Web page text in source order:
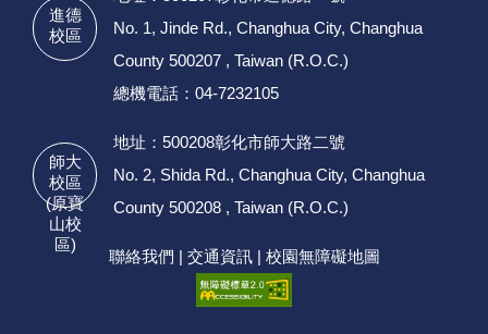
進德
校區
No. 1, Jinde Rd., Changhua City, Changhua
County 500207 , Taiwan (R.O.C.)
總機電話：04-7232105
師大
校區
(原寶
山校
區)
地址：500208彰化市師大路二號
No. 2, Shida Rd., Changhua City, Changhua
County 500208 , Taiwan (R.O.C.)
聯絡我們 | 交通資訊| 校園無障礙地圖